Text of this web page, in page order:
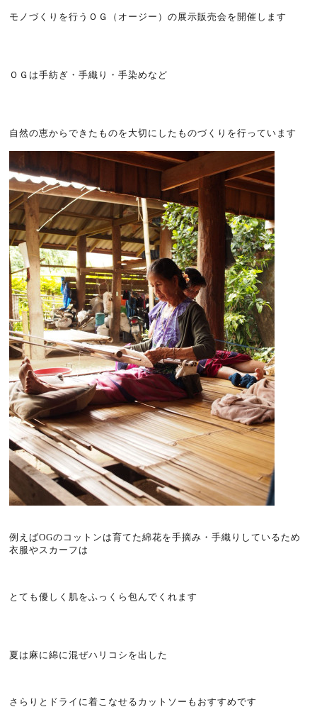
モノづくりを行うＯＧ（オージー）の展示販売会を開催します
ＯＧは手紡ぎ・手織り・手染めなど
自然の恵からできたものを大切にしたものづくりを行っています
例えばOGのコットンは育てた綿花を手摘み・手織りしているため
衣服やスカーフは
とても優しく肌をふっくら包んでくれます
夏は麻に綿に混ぜハリコシを出した
さらりとドライに着こなせるカットソーもおすすめです